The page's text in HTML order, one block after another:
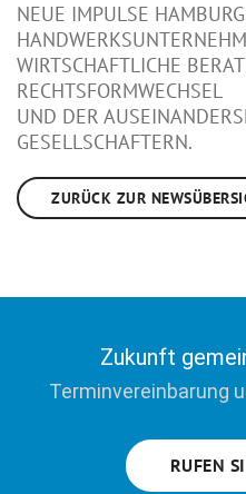
NEUE IMPULSE
WIRTSCHAFTLICHE
RECHTSFORMWECHSEL
UND DER
GESELLSCHAFTERN.
ZURÜCK ZUR
Zukunft
Terminvereinbarung
RUFEN